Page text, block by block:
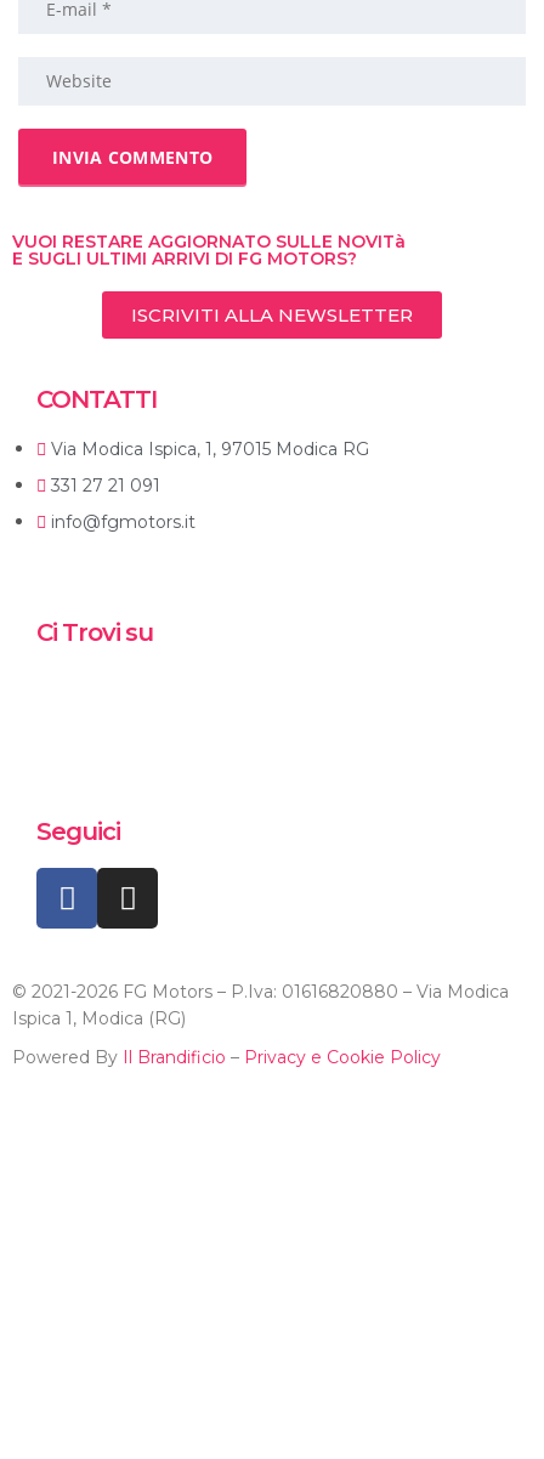
VUOI RESTARE AGGIORNATO SULLE NOVITà
E SUGLI ULTIMI ARRIVI DI FG MOTORS?
ISCRIVITI ALLA NEWSLETTER
CONTATTI
Via Modica Ispica, 1, 97015 Modica RG
331 27 21 091
info@fgmotors.it
Ci Trovi su
Seguici
© 2021-2026 FG Motors – P.Iva: 01616820880 – Via Modica
Ispica 1, Modica (RG)
Powered By Il Brandificio – Privacy e Cookie Policy